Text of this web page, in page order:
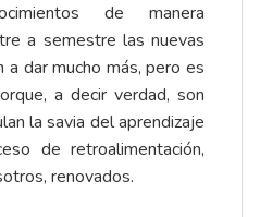
de manera
a semestre las nuevas
a dar mucho más, pero es
a decir verdad, son
la savia del aprendizaje
de retroalimentación,
renovados.